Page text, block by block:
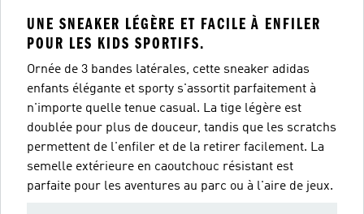
UNE SNEAKER LÉGÈRE ET FACILE À ENFILER
POUR LES KIDS SPORTIFS.
Ornée de 3 bandes latérales, cette sneaker adidas
enfants élégante et sporty s'assortit parfaitement à
n'importe quelle tenue casual. La tige légère est
doublée pour plus de douceur, tandis que les scratchs
permettent de l'enfiler et de la retirer facilement. La
semelle extérieure en caoutchouc résistant est
parfaite pour les aventures au parc ou à l'aire de jeux.